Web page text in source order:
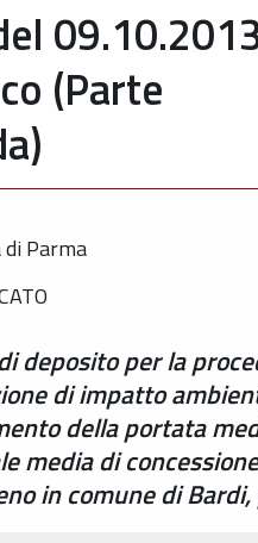
(Parte
Parma
deposito per la
di impatto
della portata
media di
in comune di